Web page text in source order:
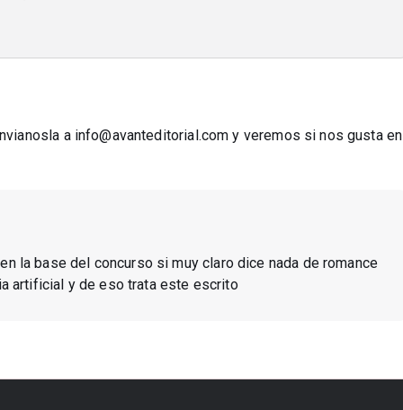
a info@avanteditorial.com y veremos si nos gusta en
la base del concurso si muy claro dice nada de romance
artificial y de eso trata este escrito